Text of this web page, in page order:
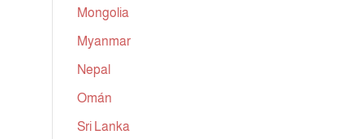
Mongolia
Myanmar
Nepal
Omán
Sri Lanka